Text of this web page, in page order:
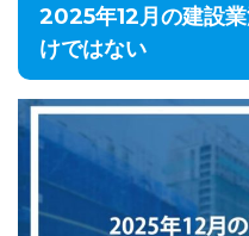
2025年12月の建設
けではない